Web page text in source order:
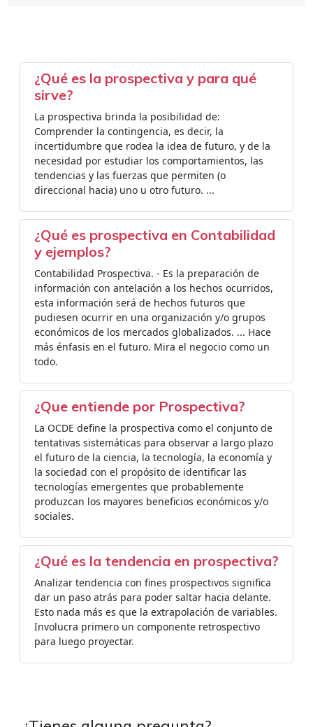
¿Qué es la prospectiva y para qué
sirve?
La prospectiva brinda la posibilidad de:
Comprender la contingencia, es decir, la
incertidumbre que rodea la idea de futuro, y de la
necesidad por estudiar los comportamientos, las
tendencias y las fuerzas que permiten (o
direccional hacia) uno u otro futuro. ...
¿Qué es prospectiva en Contabilidad
y ejemplos?
Contabilidad Prospectiva. - Es la preparación de
información con antelación a los hechos ocurridos,
esta información será de hechos futuros que
pudiesen ocurrir en una organización y/o grupos
económicos de los mercados globalizados. ... Hace
más énfasis en el futuro. Mira el negocio como un
todo.
¿Que entiende por Prospectiva?
La OCDE define la prospectiva como el conjunto de
tentativas sistemáticas para observar a largo plazo
el futuro de la ciencia, la tecnología, la economía y
la sociedad con el propósito de identificar las
tecnologías emergentes que probablemente
produzcan los mayores beneficios económicos y/o
sociales.
¿Qué es la tendencia en prospectiva?
Analizar tendencia con fines prospectivos significa
dar un paso atrás para poder saltar hacia delante.
Esto nada más es que la extrapolación de variables.
Involucra primero un componente retrospectivo
para luego proyectar.